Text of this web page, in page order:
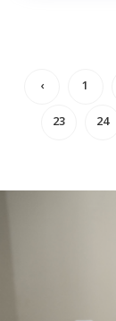
‹ 1
23 24